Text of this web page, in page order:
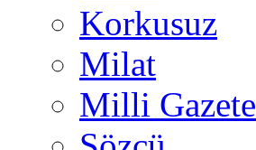
Korkusuz
Milat
Milli Gazete